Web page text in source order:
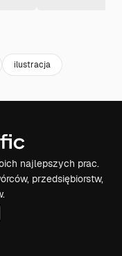
ilustracja
najlepszych prac.
przedsiębiorstw,